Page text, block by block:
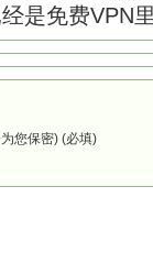
是免费VPN
您保密) (必填)